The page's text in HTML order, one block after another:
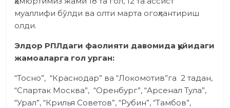
муаллифи бўлди ва олти марта огоҳлантириш
олди.
Элдор РПЛдаги фаолияти давомида қуйидаги
жамоаларга гол урган:
“Тосно”, “Краснодар” ва “Локомотив”га 2 тадан,
“Спартак Москва”, “Оренбург”, “Арсенал Тула”,
“Урал”, “Крилья Советов”, “Рубин”, “Тамбов”,